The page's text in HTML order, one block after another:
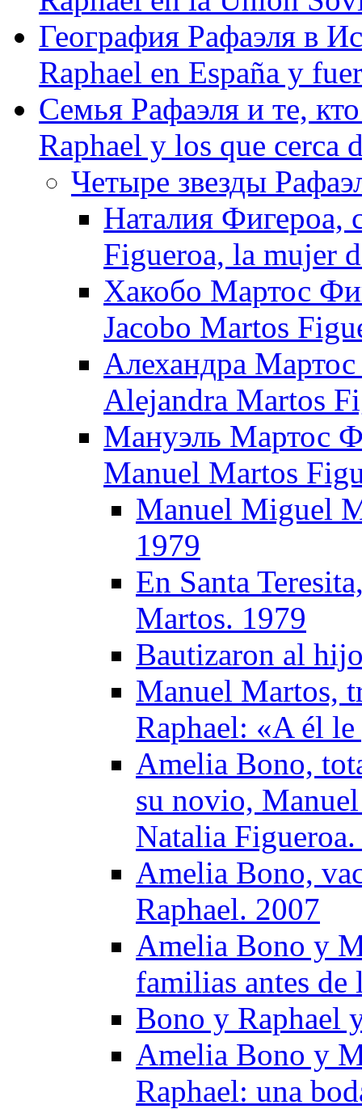
География Рафаэля в
Raphael en España y
Семья Рафаэля и те,
Raphael y los que cerca
Четыре звезды
Наталия Фигероа,
Figueroa, la mujer
Хакобо Мартос
Jacobo Martos
Алехандра
Alejandra Martos
Мануэль Мартос
Manuel Martos
Manuel Miguel
1979
En Santa
Martos. 1979
Bautizaron al
Manuel Martos,
Raphael: «A él
Amelia Bono,
su novio,
Natalia
Amelia Bono,
Raphael. 2007
Amelia Bono y
familias antes de
Bono y Raphael
Amelia Bono y
Raphael: una